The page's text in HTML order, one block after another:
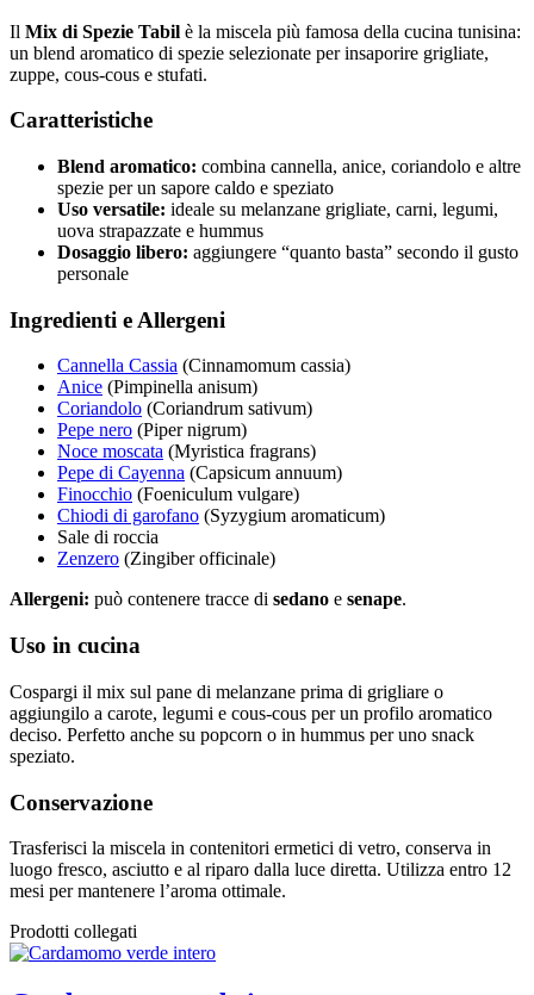
Il Mix di Spezie Tabil è la miscela più famosa della cucina tunisina:
un blend aromatico di spezie selezionate per insaporire grigliate,
zuppe, cous-cous e stufati.
Caratteristiche
Blend aromatico: combina cannella, anice, coriandolo e altre
spezie per un sapore caldo e speziato
Uso versatile: ideale su melanzane grigliate, carni, legumi,
uova strapazzate e hummus
Dosaggio libero: aggiungere “quanto basta” secondo il gusto
personale
Ingredienti e Allergeni
Cannella Cassia (Cinnamomum cassia)
Anice (Pimpinella anisum)
Coriandolo (Coriandrum sativum)
Pepe nero (Piper nigrum)
Noce moscata (Myristica fragrans)
Pepe di Cayenna (Capsicum annuum)
Finocchio (Foeniculum vulgare)
Chiodi di garofano (Syzygium aromaticum)
Sale di roccia
Zenzero (Zingiber officinale)
Allergeni: può contenere tracce di sedano e senape.
Uso in cucina
Cospargi il mix sul pane di melanzane prima di grigliare o
aggiungilo a carote, legumi e cous-cous per un profilo aromatico
deciso. Perfetto anche su popcorn o in hummus per uno snack
speziato.
Conservazione
Trasferisci la miscela in contenitori ermetici di vetro, conserva in
luogo fresco, asciutto e al riparo dalla luce diretta. Utilizza entro 12
mesi per mantenere l’aroma ottimale.
Prodotti collegati